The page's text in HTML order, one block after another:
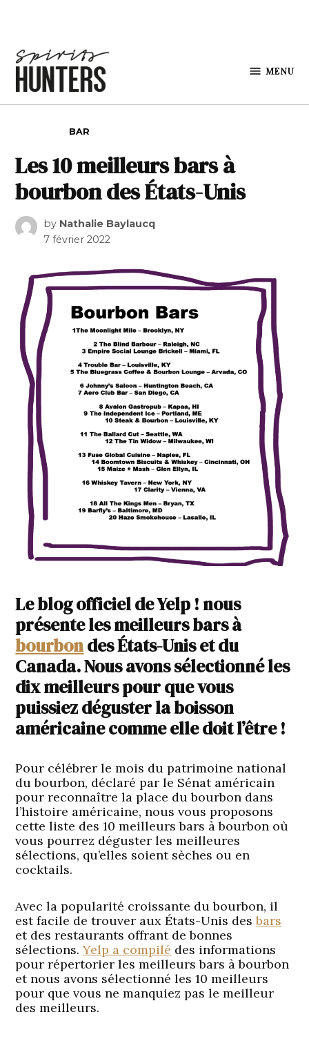
MENU
BAR
Les 10 meilleurs bars à
bourbon des États-Unis
by Nathalie Baylaucq
7 février 2022
Le blog officiel de Yelp ! nous
présente les meilleurs bars à
bourbondes États-Unis et du
Canada. Nous avons sélectionné les
dix meilleurs pour que vous
puissiez déguster la boisson
américaine comme elle doit l’être !
Pour célébrer le mois du patrimoine national
du bourbon, déclaré par le Sénat américain
pour reconnaître la place du bourbon dans
l’histoire américaine, nous vous proposons
cette liste des 10 meilleurs bars à bourbon où
vous pourrez déguster les meilleures
sélections, qu’elles soient sèches ou en
cocktails.
Avec la popularité croissante du bourbon, il
est facile de trouver aux États-Unis desbars
et des restaurants offrant de bonnes
sélections.Yelp a compilé des informations
pour répertorier les meilleurs bars à bourbon
et nous avons sélectionné les 10 meilleurs
pour que vous ne manquiez pas le meilleur
des meilleurs.